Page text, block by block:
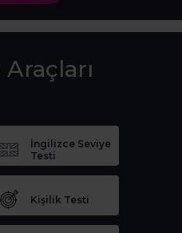
Araçları
İngilizce Seviye
Testi
Kişilik Testi